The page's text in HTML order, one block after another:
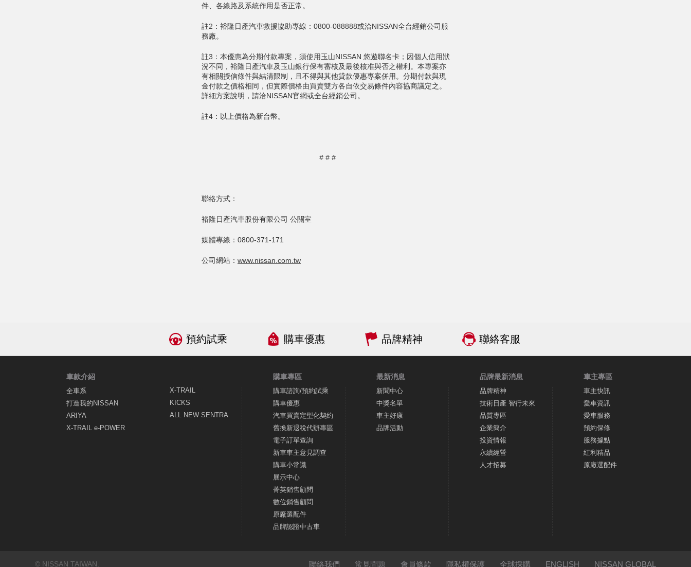
件、各線路及系統作用是否正常。
註2：裕隆日產汽車救援協助專線：0800-088888或洽NISSAN全台經銷公司服
務廠。
註3：本優惠為分期付款專案，須使用玉山NISSAN 悠遊聯名卡；因個人信用狀
況不同，裕隆日產汽車及玉山銀行保有審核及最後核准與否之權利。本專案亦
有相關授信條件與結清限制，且不得與其他貸款優惠專案併用。分期付款與現
金付款之價格相同，但實際價格由買賣雙方各自依交易條件內容協商議定之。
詳細方案說明，請洽NISSAN官網或全台經銷公司。
註4：以上價格為新台幣。
# # #
聯絡方式：
裕隆日產汽車股份有限公司 公關室
媒體專線：0800-371-171
公司網站： www.nissan.com.tw
預約試乘 購車優惠 品牌精神 聯絡客服
車款介紹
全車系
打造我的NISSAN
ARIYA
X-TRAIL e-POWER
X-TRAIL
KICKS
ALL NEW SENTRA
購車專區
購車諮詢/預約試乘
購車優惠
汽車買賣定型化契約
舊換新退稅代辦專區
電子訂單查詢
新車車主意見調查
購車小常識
展示中心
菁英銷售顧問
數位銷售顧問
原廠選配件
品牌認證中古車
最新消息
新聞中心
中獎名單
車主好康
品牌活動
品牌最新消息
品牌精神
技術日產 智行未來
品質專區
企業簡介
投資情報
永續經營
人才招募
車主專區
車主快訊
愛車資訊
愛車服務
預約保修
服務據點
紅利精品
原廠選配件
© NISSAN TAIWAN. 聯絡我們 常見問題 會員條款 隱私權保護 全球採購 ENGLISH NISSAN GLOBAL